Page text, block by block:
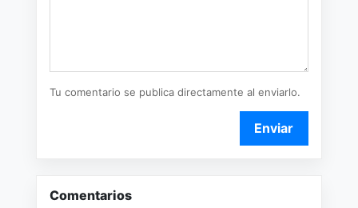
Tu comentario se publica directamente al enviarlo.
Enviar
Comentarios